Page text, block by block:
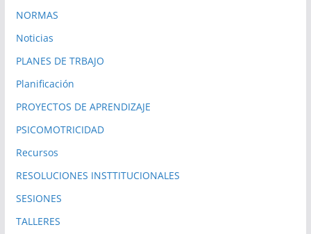
NORMAS
Noticias
PLANES DE TRBAJO
Planificación
PROYECTOS DE APRENDIZAJE
PSICOMOTRICIDAD
Recursos
RESOLUCIONES INSTTITUCIONALES
SESIONES
TALLERES